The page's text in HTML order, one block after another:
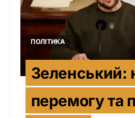
ПОЛІТИКА
Зеленський:
перемогу та